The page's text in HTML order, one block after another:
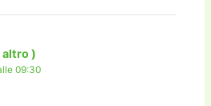
altro )
09:30